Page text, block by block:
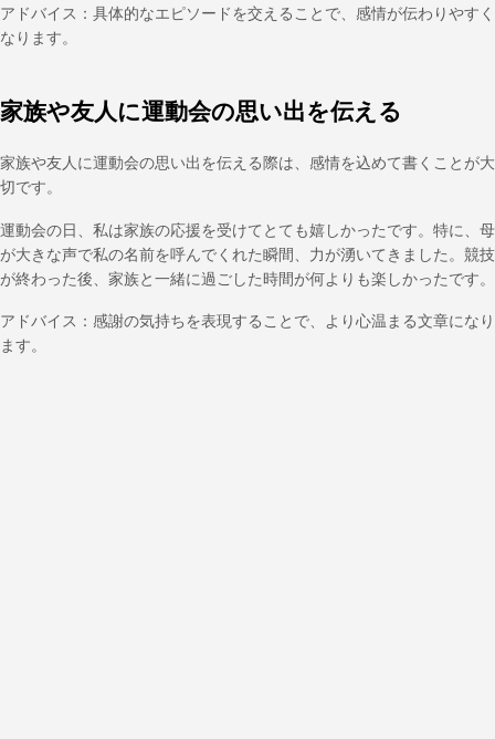
アドバイス：具体的なエピソードを交えることで、感情が伝わりやすく
なります。
家族や友人に運動会の思い出を伝える
家族や友人に運動会の思い出を伝える際は、感情を込めて書くことが大
切です。
運動会の日、私は家族の応援を受けてとても嬉しかったです。特に、母
が大きな声で私の名前を呼んでくれた瞬間、力が湧いてきました。競技
が終わった後、家族と一緒に過ごした時間が何よりも楽しかったです。
アドバイス：感謝の気持ちを表現することで、より心温まる文章になり
ます。